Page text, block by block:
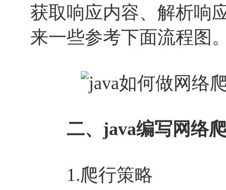
获取响应内容、解析响
来一些参考下面流程图
二、java编写网络爬
1.爬行策略